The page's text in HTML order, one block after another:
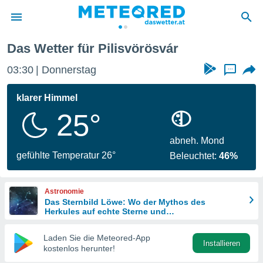
wurde
dass
sind.
diese
Das Wetter für Pilisvörösvár
03:30 Donnerstag ...
klarer Himmel
25°
gefühlte Temperatur 26°
abneh. Mond
Beleuchtet:46%
Astronomie
Das Sternbild Löwe: Wo der Mythos des
Herkules auf echte Sterne und
Laden Sie die Meteored-App
kostenlos herunter!
Installieren